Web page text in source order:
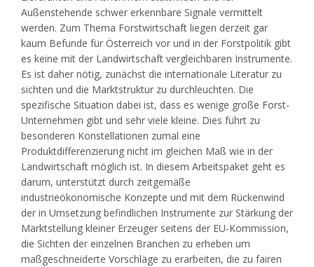
Außenstehende schwer erkennbare Signale vermittelt
werden. Zum Thema Forstwirtschaft liegen derzeit gar
kaum Befunde für Österreich vor und in der Forstpolitik gibt
es keine mit der Landwirtschaft vergleichbaren Instrumente.
Es ist daher nötig, zunächst die internationale Literatur zu
sichten und die Marktstruktur zu durchleuchten. Die
spezifische Situation dabei ist, dass es wenige große Forst-
Unternehmen gibt und sehr viele kleine. Dies führt zu
besonderen Konstellationen zumal eine
Produktdifferenzierung nicht im gleichen Maß wie in der
Landwirtschaft möglich ist. In diesem Arbeitspaket geht es
darum, unterstützt durch zeitgemäße
industrieökonomische Konzepte und mit dem Rückenwind
der in Umsetzung befindlichen Instrumente zur Stärkung der
Marktstellung kleiner Erzeuger seitens der EU-Kommission,
die Sichten der einzelnen Branchen zu erheben um
maßgeschneiderte Vorschläge zu erarbeiten, die zu fairen